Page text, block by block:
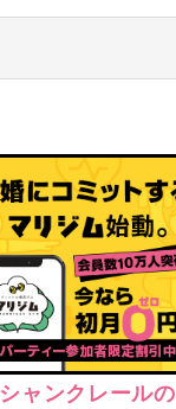
シャンクレールの